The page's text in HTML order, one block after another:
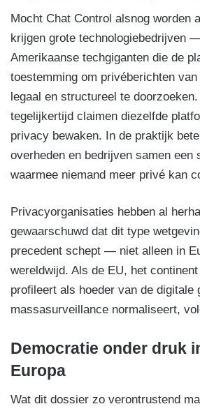
Mocht Chat Control alsnog worden
krijgen grote technologiebedrijven
Amerikaanse techgiganten die de
toestemming om privéberichten
legaal en structureel te
tegelijkertijd claimen diezelfde
privacy bewaken. In de praktijk
overheden en bedrijven samen een
waarmee niemand meer privé kan
Privacyorganisaties hebben al
gewaarschuwd dat dit type
precedent schept — niet alleen in
wereldwijd. Als de EU, het
profileert als hoeder van de digitale
massasurveillance normaliseert,
Democratie onder druk
Europa
Wat dit dossier zo verontrustend